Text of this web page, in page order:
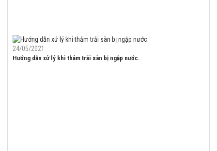
24/05/2021
Hướng dẫn xử lý khi thảm trải sàn bị ngập nước.